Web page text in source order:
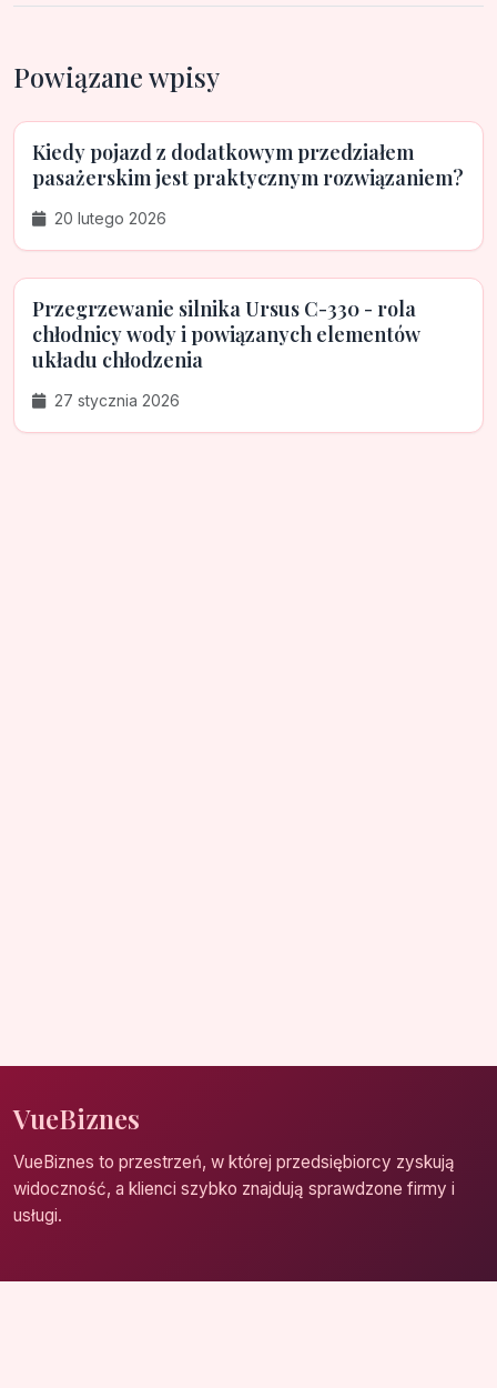
Powiązane wpisy
Kiedy pojazd z dodatkowym przedziałem
pasażerskim jest praktycznym rozwiązaniem?
20 lutego 2026
Przegrzewanie silnika Ursus C-330 - rola
chłodnicy wody i powiązanych elementów
układu chłodzenia
27 stycznia 2026
VueBiznes
VueBiznes to przestrzeń, w której przedsiębiorcy zyskują
widoczność, a klienci szybko znajdują sprawdzone firmy i
usługi.